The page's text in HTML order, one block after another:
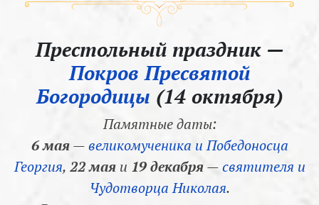
Престольный праздник —
Покров Пресвятой
Богородицы (14 октября)
Памятные даты:
6 мая—великомученика и Победоносца
Георгия, 22 маяи 19 декабря—святителя и
Чудотворца Николая.